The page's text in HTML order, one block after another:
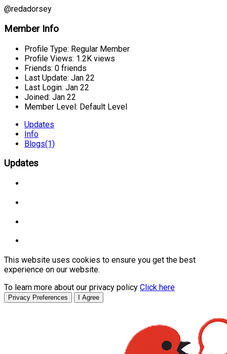
@redadorsey
Member Info
Profile Type: Regular Member
Profile Views: 1.2K views
Friends: 0 friends
Last Update: Jan 22
Last Login: Jan 22
Joined: Jan 22
Member Level: Default Level
Updates
Info
Blogs(1)
Updates
This website uses cookies to ensure you get the best
experience on our website.
To learn more about our privacy policy Click here
Privacy Preferences I Agree